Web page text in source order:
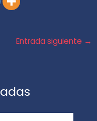
Entrada siguiente →